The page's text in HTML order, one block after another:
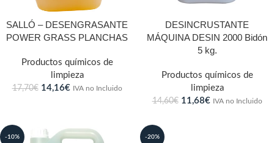
SALLÓ – DESENGRASANTE
POWER GRASS PLANCHAS
Productos químicos de
limpieza
17,70€ 14,16€ IVA no Incluido
DESINCRUSTANTE
MÁQUINA DESIN 2000 Bidón
5 kg.
Productos químicos de
limpieza
14,60€ 11,68€ IVA no Incluido
-10% -20%